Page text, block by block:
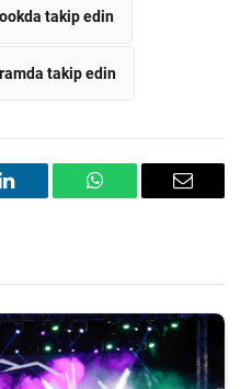
takip edin
takip edin
LinkedIn WhatsAppEmail